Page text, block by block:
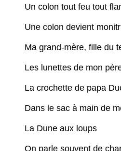
Un colon tout feu tout
Une colon devient
Ma grand-mère, fille du
Les lunettes de mon
La crochette de papa
Dans le sac à main de
La Dune aux loups
On parle souvent de